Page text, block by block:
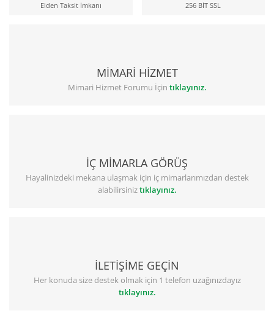
Elden Taksit İmkanı 256 BİT SSL
MİMARİ HİZMET
Mimari Hizmet Forumu İçin tıklayınız.
İÇ MİMARLA GÖRÜŞ
Hayalinizdeki mekana ulaşmak için iç mimarlarımızdan destek
alabilirsiniztıklayınız.
İLETİŞİME GEÇİN
Her konuda size destek olmak için 1 telefon uzağınızdayız
tıklayınız.